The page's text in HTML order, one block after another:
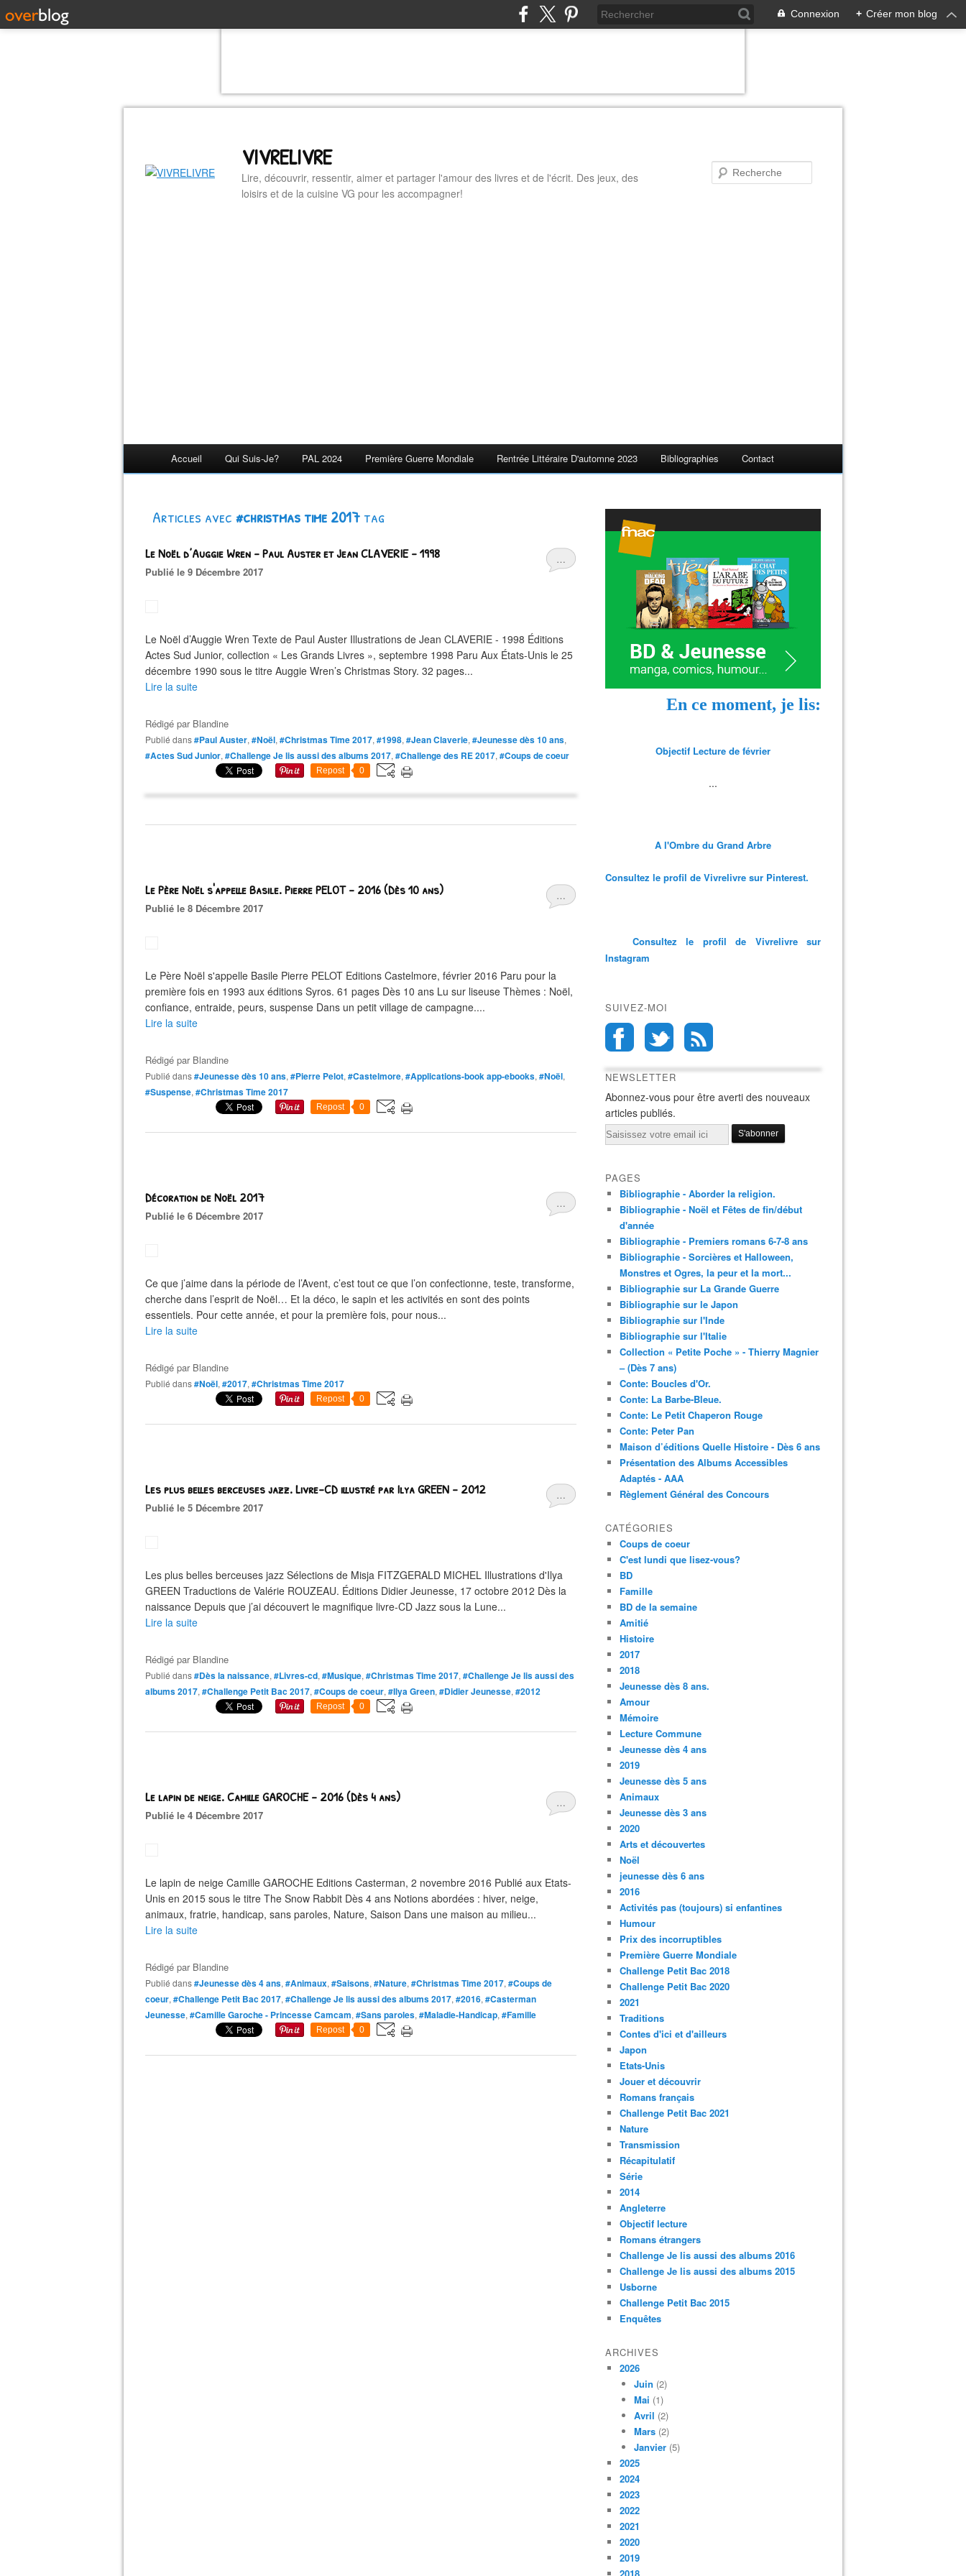
Connexion + Créer mon blog
VIVRELIVRE
Lire, découvrir, ressentir, aimer et partager l'amour des livres et de l'écrit. Des jeux, des
loisirs et de la cuisine VG pour les accompagner!
Accueil Qui Suis-Je? PAL 2024 Première Guerre Mondiale Rentrée Littéraire D'automne 2023 Bibliographies Contact
Articles avec #christmas time 2017 tag
…
Le Noël d’Auggie Wren – Paul Auster et Jean CLAVERIE - 1998
Publié le 9 Décembre 2017
Le Noël d’Auggie Wren Texte de Paul Auster Illustrations de Jean CLAVERIE - 1998 Éditions
Actes Sud Junior, collection « Les Grands Livres », septembre 1998 Paru Aux États-Unis le 25
décembre 1990 sous le titre Auggie Wren’s Christmas Story. 32 pages...
Lire la suite
Rédigé par Blandine
Publié dans#Paul Auster, #Noël, #Christmas Time 2017, #1998, #Jean Claverie, #Jeunesse dès 10 ans,
#Actes Sud Junior, #Challenge Je lis aussi des albums 2017, #Challenge des RE 2017, #Coups de coeur
Repost 0
…
Le Père Noël s'appelle Basile. Pierre PELOT – 2016 (Dès 10 ans)
Publié le 8 Décembre 2017
Le Père Noël s'appelle Basile Pierre PELOT Editions Castelmore, février 2016 Paru pour la
première fois en 1993 aux éditions Syros. 61 pages Dès 10 ans Lu sur liseuse Thèmes : Noël,
confiance, entraide, peurs, suspense Dans un petit village de campagne....
Lire la suite
Rédigé par Blandine
Publié dans#Jeunesse dès 10 ans, #Pierre Pelot, #Castelmore, #Applications-book app-ebooks, #Noël,
#Suspense, #Christmas Time 2017
Repost 0
…
Décoration de Noël 2017
Publié le 6 Décembre 2017
Ce que j’aime dans la période de l’Avent, c’est tout ce que l’on confectionne, teste, transforme,
cherche dans l’esprit de Noël… Et la déco, le sapin et les activités en sont des points
essentiels. Pour cette année, et pour la première fois, pour nous...
Lire la suite
Rédigé par Blandine
Publié dans#Noël, #2017, #Christmas Time 2017
Repost 0
…
Les plus belles berceuses jazz. Livre-CD illustré par Ilya GREEN - 2012
Publié le 5 Décembre 2017
Les plus belles berceuses jazz Sélections de Misja FITZGERALD MICHEL Illustrations d'Ilya
GREEN Traductions de Valérie ROUZEAU. Éditions Didier Jeunesse, 17 octobre 2012 Dès la
naissance Depuis que j’ai découvert le magnifique livre-CD Jazz sous la Lune...
Lire la suite
Rédigé par Blandine
Publié dans#Dès la naissance, #Livres-cd, #Musique, #Christmas Time 2017, #Challenge Je lis aussi des
albums 2017, #Challenge Petit Bac 2017, #Coups de coeur, #Ilya Green, #Didier Jeunesse, #2012
Repost 0
…
Le lapin de neige. Camille GAROCHE – 2016 (Dès 4 ans)
Publié le 4 Décembre 2017
Le lapin de neige Camille GAROCHE Editions Casterman, 2 novembre 2016 Publié aux Etats-
Unis en 2015 sous le titre The Snow Rabbit Dès 4 ans Notions abordées : hiver, neige,
animaux, fratrie, handicap, sans paroles, Nature, Saison Dans une maison au milieu...
Lire la suite
Rédigé par Blandine
Publié dans#Jeunesse dès 4 ans, #Animaux, #Saisons, #Nature, #Christmas Time 2017, #Coups de
coeur, #Challenge Petit Bac 2017, #Challenge Je lis aussi des albums 2017, #2016, #Casterman
Jeunesse, #Camille Garoche - Princesse Camcam, #Sans paroles, #Maladie-Handicap, #Famille
Repost 0
En ce moment, je lis:
Objectif Lecture de février
...
A l'Ombre du Grand Arbre
Consultez le profil de Vivrelivre sur Pinterest.
Consultez le profil de Vivrelivre sur
Instagram
SUIVEZ-MOI
NEWSLETTER
Abonnez-vous pour être averti des nouveaux
articles publiés.
Email
PAGES
Bibliographie - Aborder la religion.
Bibliographie - Noël et Fêtes de fin/début
d'année
Bibliographie - Premiers romans 6-7-8 ans
Bibliographie - Sorcières et Halloween,
Monstres et Ogres, la peur et la mort...
Bibliographie sur La Grande Guerre
Bibliographie sur le Japon
Bibliographie sur l'Inde
Bibliographie sur l'Italie
Collection « Petite Poche » - Thierry Magnier
– (Dès 7 ans)
Conte: Boucles d'Or.
Conte: La Barbe-Bleue.
Conte: Le Petit Chaperon Rouge
Conte: Peter Pan
Maison d’éditions Quelle Histoire - Dès 6 ans
Présentation des Albums Accessibles
Adaptés - AAA
Règlement Général des Concours
CATÉGORIES
Coups de coeur
C'est lundi que lisez-vous?
BD
Famille
BD de la semaine
Amitié
Histoire
2017
2018
Jeunesse dès 8 ans.
Amour
Mémoire
Lecture Commune
Jeunesse dès 4 ans
2019
Jeunesse dès 5 ans
Animaux
Jeunesse dès 3 ans
2020
Arts et découvertes
Noël
jeunesse dès 6 ans
2016
Activités pas (toujours) si enfantines
Humour
Prix des incorruptibles
Première Guerre Mondiale
Challenge Petit Bac 2018
Challenge Petit Bac 2020
2021
Traditions
Contes d'ici et d'ailleurs
Japon
Etats-Unis
Jouer et découvrir
Romans français
Challenge Petit Bac 2021
Nature
Transmission
Récapitulatif
Série
2014
Angleterre
Objectif lecture
Romans étrangers
Challenge Je lis aussi des albums 2016
Challenge Je lis aussi des albums 2015
Usborne
Challenge Petit Bac 2015
Enquêtes
ARCHIVES
2026
Juin (2)
Mai (1)
Avril (2)
Mars (2)
Janvier (5)
2025
2024
2023
2022
2021
2020
2019